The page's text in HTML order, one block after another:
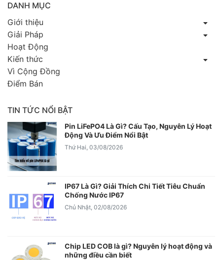
DANH MỤC
Giới thiệu
Giải Pháp
Hoạt Động
Kiến thức
Vì Cộng Đồng
Điểm Bán
TIN TỨC NỔI BẬT
Pin LiFePO4 Là Gì? Cấu Tạo, Nguyên Lý Hoạt
Động Và Ưu Điểm Nổi Bật
Thứ Hai, 03/08/2026
IP67 Là Gì? Giải Thích Chi Tiết Tiêu Chuẩn
Chống Nước IP67
Chủ Nhật, 02/08/2026
Chip LED COB là gì? Nguyên lý hoạt động và
những điều cần biết